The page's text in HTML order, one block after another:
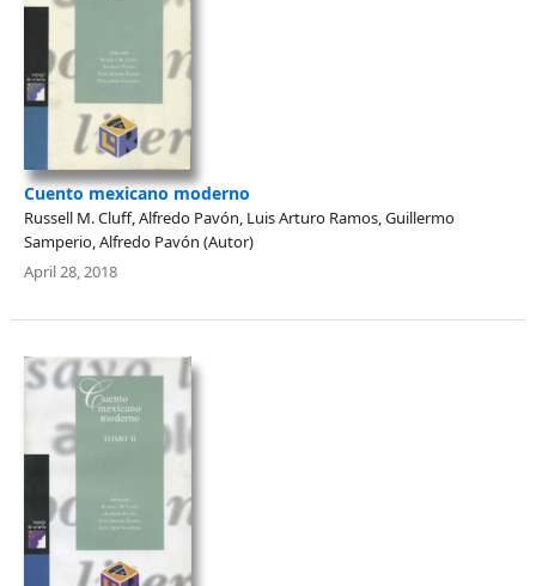
Cuento mexicano moderno
Russell M. Cluff, Alfredo Pavón, Luis Arturo Ramos, Guillermo
Samperio, Alfredo Pavón (Autor)
April 28, 2018